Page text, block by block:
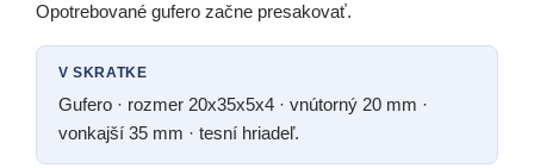
Opotrebované gufero začne presakovať.
V SKRATKE
Gufero · rozmer 20x35x5x4 · vnútorný 20 mm ·
vonkajší 35 mm · tesní hriadeľ.